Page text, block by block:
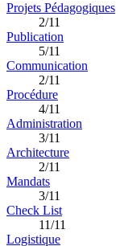
Projets Pédagogiques
2/11
Publication
5/11
Communication
2/11
Procédure
4/11
Administration
3/11
Architecture
2/11
Mandats
3/11
Check List
11/11
Logistique